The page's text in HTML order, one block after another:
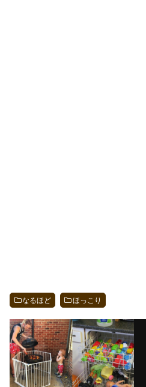
なるほど ほっこり